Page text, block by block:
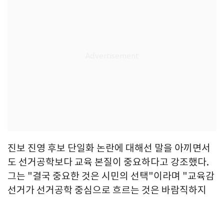
진보 진영 후보 단일화 논란에 대해선 말을 아끼면서
도 선거공학보다 교육 본질이 중요하다고 강조했다.
그는 "결국 중요한 것은 시민의 선택"이라며 "교육감
선거가 선거공학 중심으로 흐르는 것은 바람직하지